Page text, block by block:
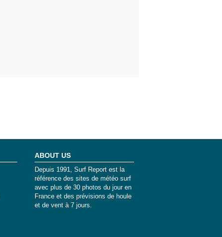
ABOUT US
Depuis 1991, Surf Report est la
référence des sites de météo surf
avec plus de 30 photos du jour en
France et des prévisions de houle
et de vent à 7 jours.